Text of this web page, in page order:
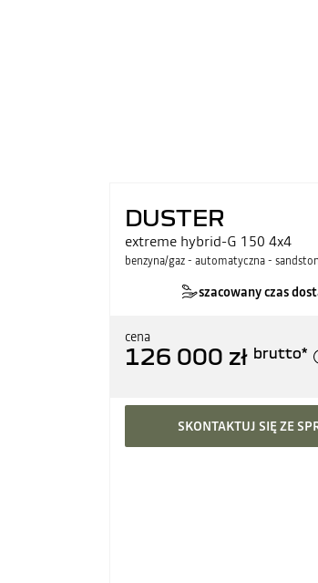
DUSTER
extreme hybrid-G 150 4x4
benzyna/gaz - automatyczna -
szacowany czas
cena
126 000 zł brutto*
SKONTAKTUJ SIĘ ZE